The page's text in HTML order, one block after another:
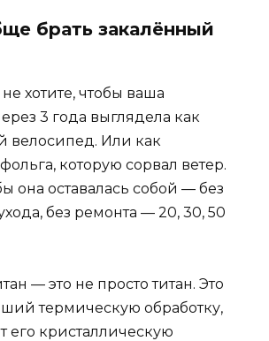
брать закалённый
хотите, чтобы ваша
3 года выглядела как
велосипед. Или как
которую сорвал ветер.
она оставалась собой — без
без ремонта — 20, 30, 50
— это не просто титан. Это
термическую обработку,
его кристаллическую